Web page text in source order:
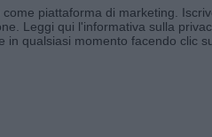
come piattaforma di marketing.
Leggi qui l'informativa sulla
in qualsiasi momento facendo clic